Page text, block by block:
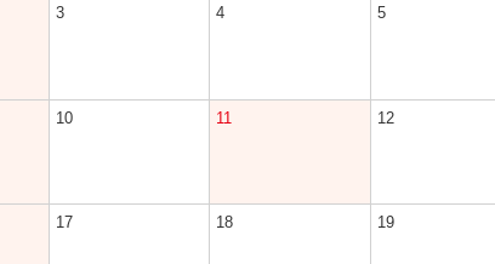
3 4 5
10 11 12
17 18 19